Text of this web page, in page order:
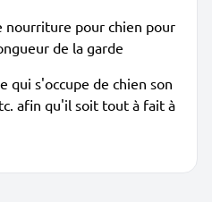
nourriture pour chien pour
de la garde
qui s'occupe de chien son
afin qu'il soit tout à fait à